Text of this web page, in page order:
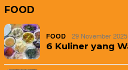
FOOD
FOOD 29 November 2025
6 Kuliner yang